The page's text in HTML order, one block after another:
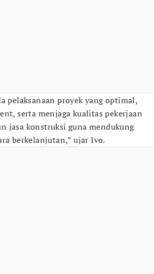
pelaksanaan proyek yang optimal,
serta menjaga kualitas pekerjaan
jasa konstruksi guna mendukung
berkelanjutan,” ujar Ivo.